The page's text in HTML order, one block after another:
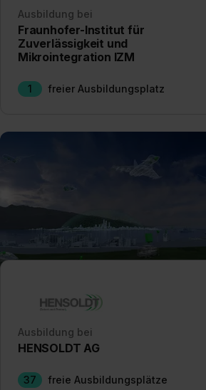
Ausbildung bei
Fraunhofer-Institut für
Zuverlässigkeit und
Mikrointegration IZM
1 freier Ausbildungsplatz
Ausbildung bei
HENSOLDT AG
37 freie Ausbildungsplätze